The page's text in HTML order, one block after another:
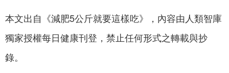
本文出自《減肥5公斤就要這樣吃》，內容由人類智庫
獨家授權每日健康刊登，禁止任何形式之轉載與抄
錄。